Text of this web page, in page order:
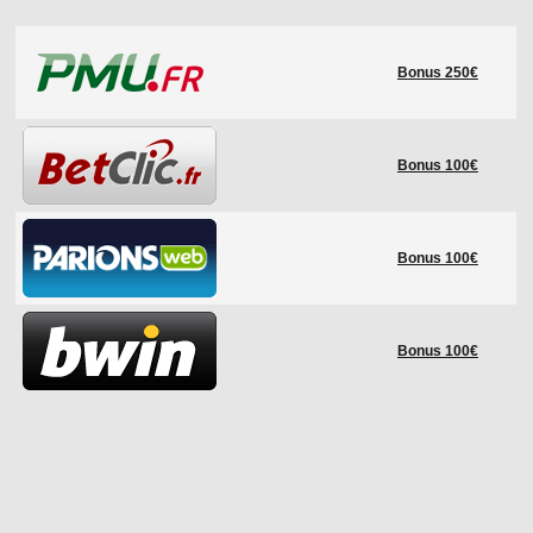
LES STADES
HISTORIQUE
COUPE DES CONFÉDÉRATIONS
Bonus 250€
Bonus 100€
Bonus 100€
Bonus 100€